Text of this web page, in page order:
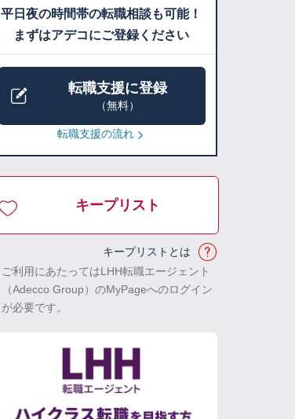
平日夜の時間帯の転職相談も可能！
まずはアデコにご登録ください
転職支援に登録
（無料）
転職支援の流れ
キープリスト
キープリストとは
ご利用にあたってはLHH転職エージェント
（Adecco Group）のMyPageへのログイン
が必要です。